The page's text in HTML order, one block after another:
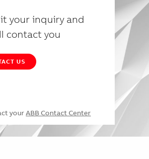
your inquiry and
contact you
US
your ABB Contact Center